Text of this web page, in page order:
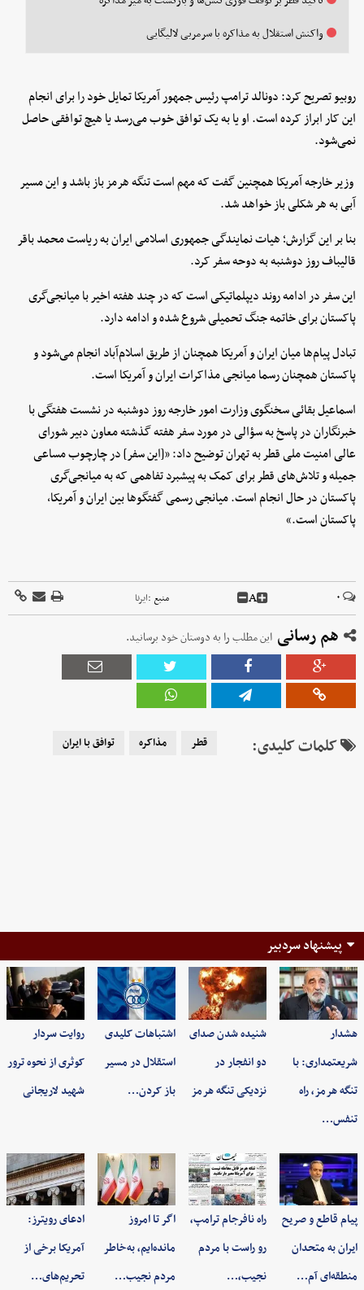
واکنش استقلال به مذاکره با سرمربی لالیگایی
روبیو تصریح کرد: دونالد ترامپ رئیس جمهور آمریکا تمایل خود را برای انجام
این کار ابراز کرده است. او یا به یک توافق خوب می‌رسد یا هیچ توافقی حاصل
نمی‌شود.
وزیر خارجه آمریکا همچنین گفت که مهم است تنگه هرمز باز باشد و این مسیر
آبی به هر شکلی باز خواهد شد.
بنا بر این گزارش؛ هیات نمایندگی جمهوری اسلامی ایران به ریاست محمد باقر
قالیباف روز دوشنبه به دوحه سفر کرد.
این سفر در ادامه روند دیپلماتیکی است که در چند هفته اخیر با میانجی‌گری
پاکستان برای خاتمه جنگ تحمیلی شروع شده و ادامه دارد.
تبادل پیام‌ها میان ایران و آمریکا همچنان از طریق اسلام‌آباد انجام می‌شود و
پاکستان همچنان رسما میانجی مذاکرات ایران و آمریکا است.
اسماعیل بقائی سخنگوی وزارت امور خارجه روز دوشنبه در نشست هفتگی با
خبرنگاران در پاسخ به سؤالی در مورد سفر هفته گذشته معاون دبیر شورای
عالی امنیت ملی قطر به تهران توضیح داد: «[این سفر] در چارچوب مساعی
جمیله و تلاش‌های قطر برای کمک به پیشبرد تفاهمی که به میانجی‌گری
پاکستان در حال انجام است. میانجی رسمی گفتگوها بین ایران و آمریکا،
پاکستان است.»
۰ A منبع :ایرنا
هم رسانی این مطلب را به دوستان خود برسانید.
کلمات کلیدی: قطر مذاکره توافق با ایران
پیشنهاد سردبیر
هشدار
شریعتمداری: با
تنگه هرمز، راه
تنفس…
شنیده شدن صدای
دو انفجار در
نزدیکی تنگه هرمز
اشتباهات کلیدی
استقلال در مسیر
باز کردن…
روایت سردار
کوثری از نحوه ترور
شهید لاریجانی
پیام قاطع و صریح
ایران به متحدان
منطقه‌ای آم…
راه نافرجام ترامپ،
رو راست با مردم
نجیب،…
اگر تا امروز
مانده‌ایم، به‌خاطر
مردم نجیب…
ادعای رویترز:
آمریکا برخی از
تحریم‌های…